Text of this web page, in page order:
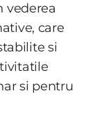
vederea
care
si
si pentru